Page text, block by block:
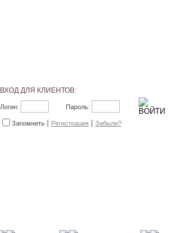
ВХОД ДЛЯ КЛИЕНТОВ:
Логин: Пароль:
Запомнить Регистрация Забыли?